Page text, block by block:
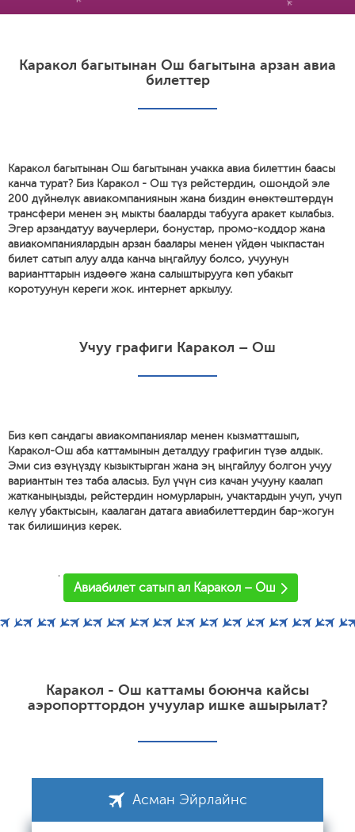
Каракол багытынан Ош багытына арзан авиа
билеттер
Каракол багытынан Ош багытынан учакка авиа билеттин баасы
канча турат? Биз Каракол - Ош түз рейстердин, ошондой эле
200 дүйнөлүк авиакомпаниянын жана биздин өнөктөштөрдүн
трансфери менен эң мыкты бааларды табууга аракет кылабыз.
Эгер арзандатуу ваучерлери, бонустар, промо-коддор жана
авиакомпаниялардын арзан баалары менен үйдөн чыкпастан
билет сатып алуу алда канча ыңгайлуу болсо, учуунун
варианттарын издөөгө жана салыштырууга көп убакыт
коротуунун кереги жок. интернет аркылуу.
Учуу графиги Каракол – Ош
Биз көп сандагы авиакомпаниялар менен кызматташып,
Каракол-Ош аба каттамынын деталдуу графигин түзө алдык.
Эми сиз өзүңүздү кызыктырган жана эң ыңгайлуу болгон учуу
вариантын тез таба аласыз. Бул үчүн сиз качан учууну каалап
жатканыңызды, рейстердин номурларын, учактардын учуп, учуп
келүү убактысын, каалаган датага авиабилеттердин бар-жогун
так билишиңиз керек.
'
Авиабилет сатып ал Каракол – Ош
Каракол - Ош каттамы боюнча кайсы
аэропорттордон учуулар ишке ашырылат?
Асман Эйрлайнс